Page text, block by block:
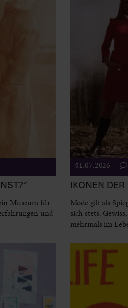
Museum für
und
01.07.2026
IKONEN
Mode gilt als
sich stets.
mehrmals im